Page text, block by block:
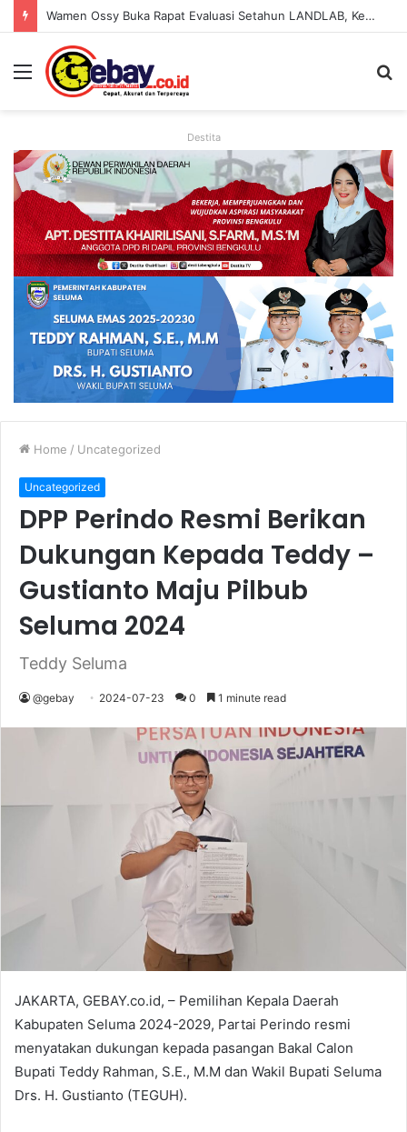
Wamen Ossy Buka Rapat Evaluasi Setahun LANDLAB, Kerja Sama Kementerian ATR/BPN Bersama JICA
Destita
Home / Uncategorized
Uncategorized
DPP Perindo Resmi Berikan
Dukungan Kepada Teddy –
Gustianto Maju Pilbub
Seluma 2024
Teddy Seluma
@gebay 2024-07-23 0 1 minute read
JAKARTA, GEBAY.co.id, – Pemilihan Kepala Daerah
Kabupaten Seluma 2024-2029, Partai Perindo resmi
menyatakan dukungan kepada pasangan Bakal Calon
Bupati Teddy Rahman, S.E., M.M dan Wakil Bupati Seluma
Drs. H. Gustianto (TEGUH).